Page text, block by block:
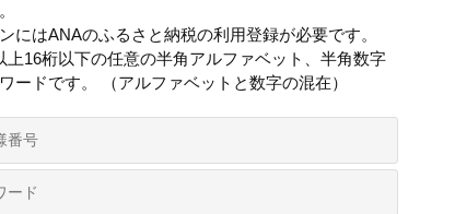
にはANAのふるさと納税の利用登録が必要です。
16桁以下の任意の半角アルファベット、半角数字
ードです。 （アルファベットと数字の混在）